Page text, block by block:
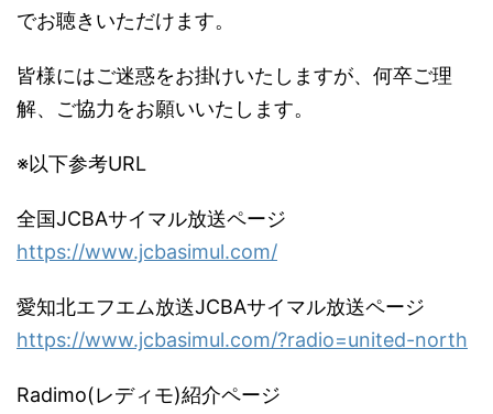
でお聴きいただけます。
皆様にはご迷惑をお掛けいたしますが、何卒ご理
解、ご協力をお願いいたします。
※以下参考URL
全国JCBAサイマル放送ページ
https://www.jcbasimul.com/
愛知北エフエム放送JCBAサイマル放送ページ
https://www.jcbasimul.com/?radio=united-north
Radimo(レディモ)紹介ページ